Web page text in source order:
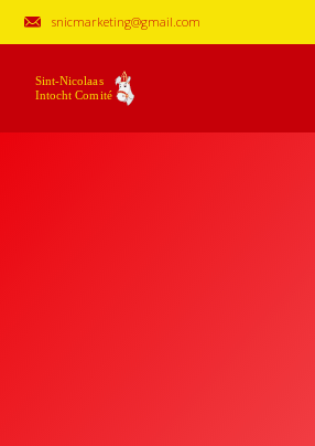
snicmarketing@gmail.com